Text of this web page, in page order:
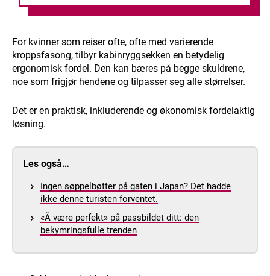
For kvinner som reiser ofte, ofte med varierende
kroppsfasong, tilbyr kabinryggsekken en betydelig
ergonomisk fordel. Den kan bæres på begge skuldrene,
noe som frigjør hendene og tilpasser seg alle størrelser.
Det er en praktisk, inkluderende og økonomisk fordelaktig
løsning.
Les også…
Ingen søppelbøtter på gaten i Japan? Det hadde
ikke denne turisten forventet.
«Å være perfekt» på passbildet ditt: den
bekymringsfulle trenden